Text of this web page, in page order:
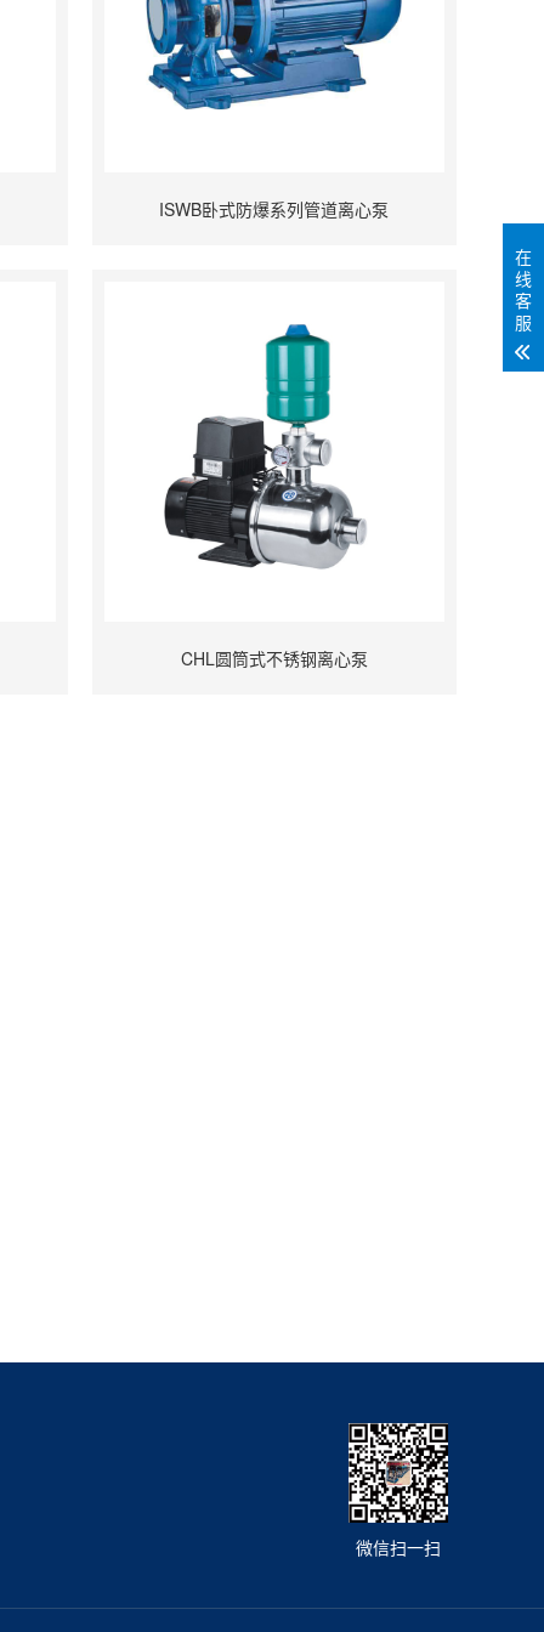
ISWB卧式防爆系列管道离心泵
CHL圆筒式不锈钢离心泵
微信扫一扫
在
线
客
服